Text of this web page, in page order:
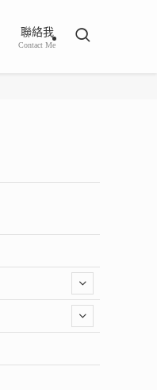
聯絡我
Contact Me